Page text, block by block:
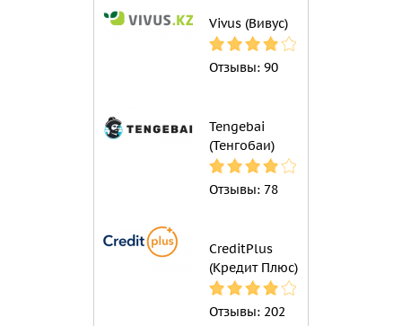
Vivus (Вивус)
Отзывы: 90
Tengebai
(Тенгобаи)
Отзывы: 78
CreditPlus
(Кредит Плюс)
Отзывы: 202